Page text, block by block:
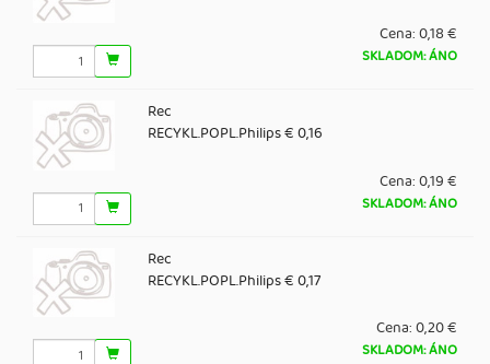
Cena:0,18 €
SKLADOM: ÁNO
Rec
RECYKL.POPL.Philips € 0,16
Cena:0,19 €
SKLADOM: ÁNO
Rec
RECYKL.POPL.Philips € 0,17
Cena:0,20 €
SKLADOM: ÁNO